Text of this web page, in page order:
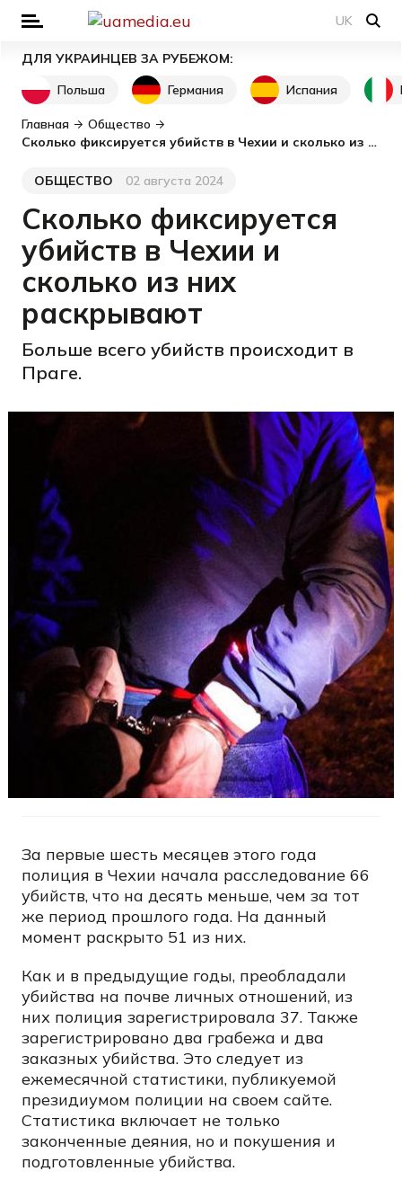
UK
ДЛЯ УКРАИНЦЕВ ЗА РУБЕЖОМ:
Польша
Германия Испания
Главная
Общество
Сколько фиксируется убийств в Чехии и сколько из них раскрывают
Категория
ОБЩЕСТВО
Дата публикации02 августа 2024
Сколько фиксируется
убийств в Чехии и
сколько из них
раскрывают
Больше всего убийств происходит в
Праге.
За первые шесть месяцев этого года
полиция в Чехии начала расследование 66
убийств, что на десять меньше, чем за тот
же период прошлого года. На данный
момент раскрыто 51 из них.
Как и в предыдущие годы, преобладали
убийства на почве личных отношений, из
них полиция зарегистрировала 37. Также
зарегистрировано два грабежа и два
заказных убийства. Это следует из
ежемесячной статистики, публикуемой
президиумом полиции на своем сайте.
Статистика включает не только
законченные деяния, но и покушения и
подготовленные убийства.